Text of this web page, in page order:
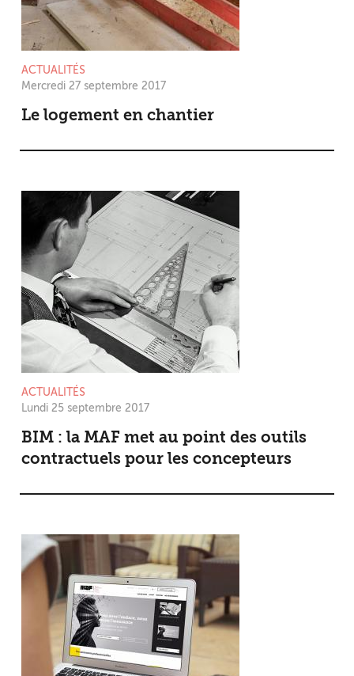
ACTUALITÉS
Mercredi 27 septembre 2017
Le logement en chantier
ACTUALITÉS
Lundi 25 septembre 2017
BIM : la MAF met au point des outils
contractuels pour les concepteurs